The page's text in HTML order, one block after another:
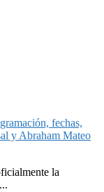
fechas,
y Abraham Mateo
la